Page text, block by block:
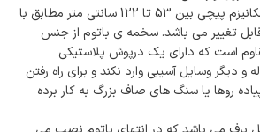
ارتفاع این عصا توسط مکانیزم پیچی بین 53 تا 122 سانتی متر مطابق با
قابل تغییر می باشد. سخمه ی باتوم از جنس
است که دارای یک درپوش پلاستیکی
دیگر وسایل آسیبی وارد نکند و برای راه رفتن
روها یا سنگ های صاف بزرگ به کار برده